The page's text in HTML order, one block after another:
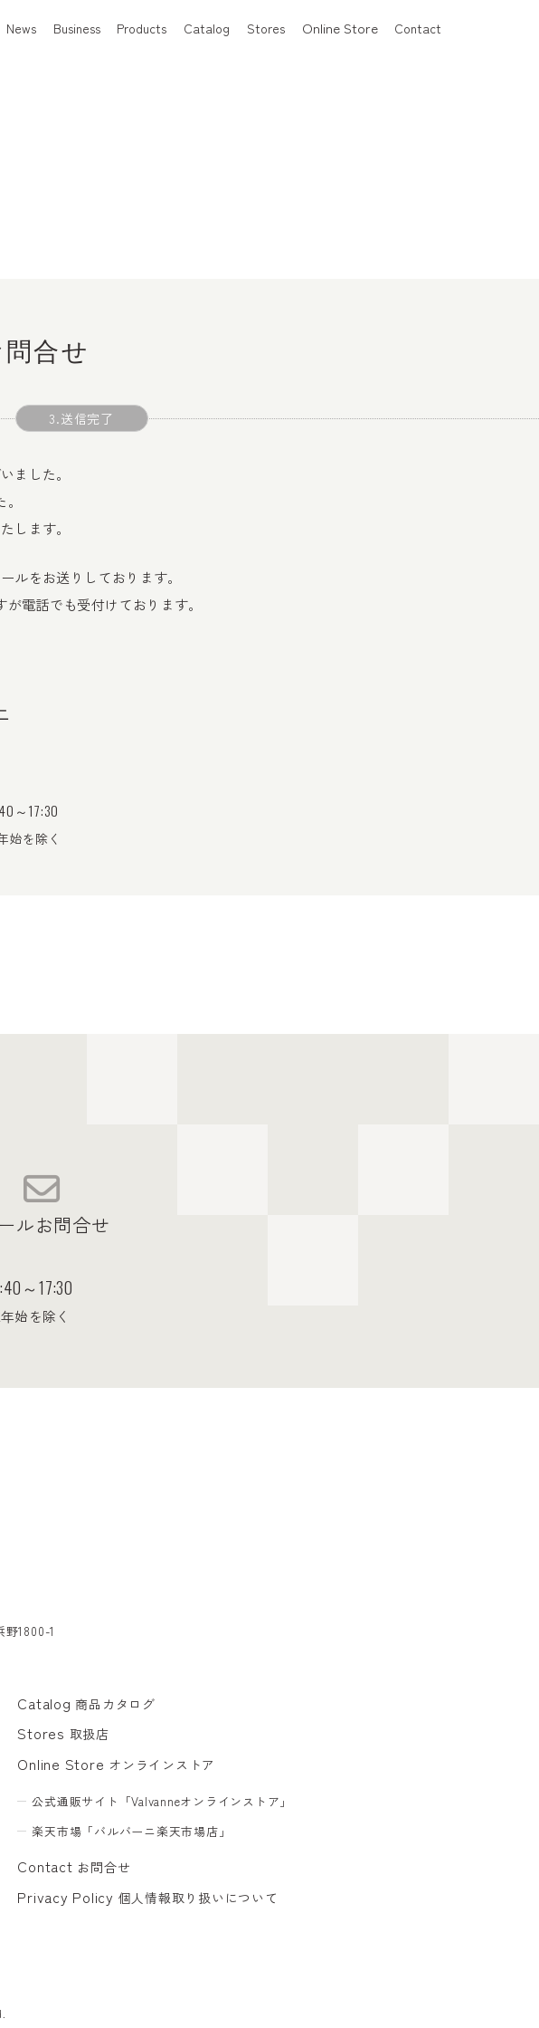
News Business Products Catalog Stores Online Store Contact
合せ
3.送信完了
ました。
します。
ルをお送りしております。
電話でも受付けております。
～17:30
始を除く
ルお問合せ
～17:30
始を除く
1800-1
Catalog 商品カタログ
Stores 取扱店
Online Store オンラインストア
公式通販サイト「Valvanneオンラインストア」
楽天市場「バルバーニ楽天市場店」
Contact お問合せ
Privacy Policy 個人情報取り扱いについて